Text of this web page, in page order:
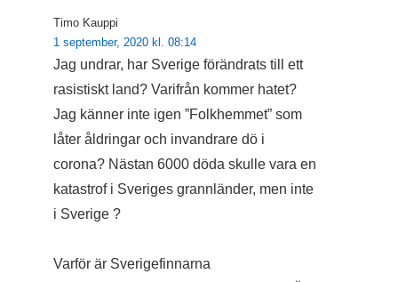
Timo Kauppi
1 september, 2020 kl. 08:14
Jag undrar, har Sverige förändrats till ett
rasistiskt land? Varifrån kommer hatet?
Jag känner inte igen ”Folkhemmet” som
låter åldringar och invandrare dö i
corona? Nästan 6000 döda skulle vara en
katastrof i Sveriges grannländer, men inte
i Sverige ?
Varför är Sverigefinnarna